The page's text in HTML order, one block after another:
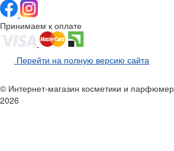
Принимаем к оплате
Перейти на полную версию сайта
© Интернет-магазин косметики и
2026